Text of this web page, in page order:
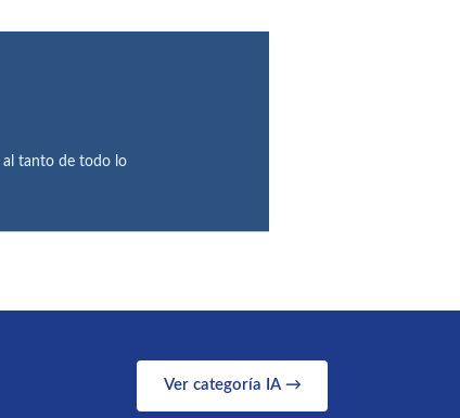
al tanto de todo lo
Ver categoría IA →